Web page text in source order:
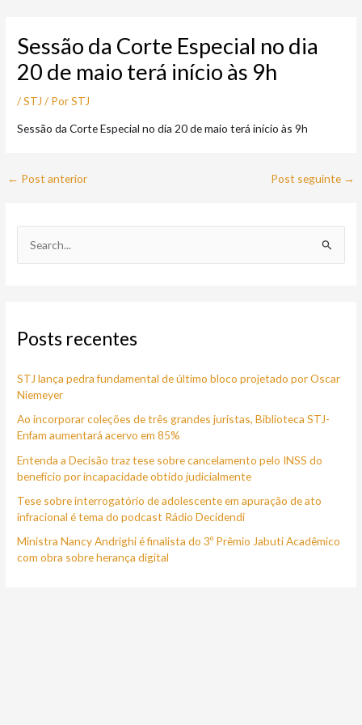
conteúdo
Sessão da Corte Especial no dia
20 de maio terá início às 9h
/STJ / PorSTJ
Sessão da Corte Especial no dia 20 de maio terá início às 9h
← Post anterior Post seguinte →
u
s
a
r
o
:
Posts recentes
STJ lança pedra fundamental de último bloco projetado por Oscar
Niemeyer
Ao incorporar coleções de três grandes juristas, Biblioteca STJ-
Enfam aumentará acervo em 85%
Entenda a Decisão traz tese sobre cancelamento pelo INSS do
benefício por incapacidade obtido judicialmente
Tese sobre interrogatório de adolescente em apuração de ato
infracional é tema do podcast Rádio Decidendi
Ministra Nancy Andrighi é finalista do 3º Prêmio Jabuti Acadêmico
com obra sobre herança digital